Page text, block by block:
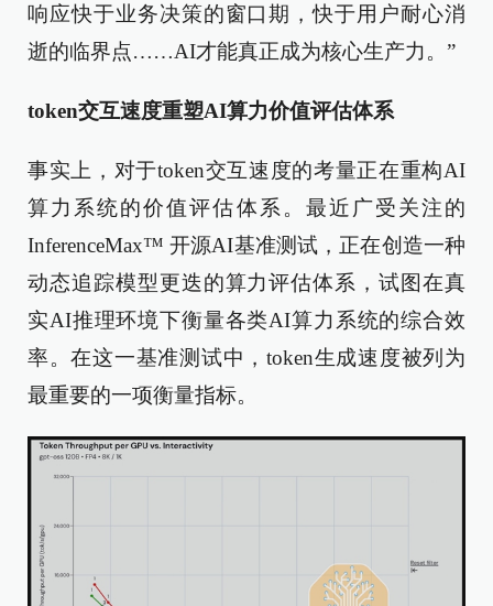
响应快于业务决策的窗口期，快于用户耐心消
逝的临界点……AI才能真正成为核心生产力。”
token交互速度重塑AI算力价值评估体系
事实上，对于token交互速度的考量正在重构AI
算力系统的价值评估体系。最近广受关注的
InferenceMax™ 开源AI基准测试，正在创造一种
动态追踪模型更迭的算力评估体系，试图在真
实AI推理环境下衡量各类AI算力系统的综合效
率。在这一基准测试中，token生成速度被列为
最重要的一项衡量指标。